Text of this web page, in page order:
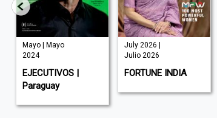
Mayo | Mayo
2024
EJECUTIVOS |
Paraguay
July 2026 |
Julio 2026
FORTUNE INDIA